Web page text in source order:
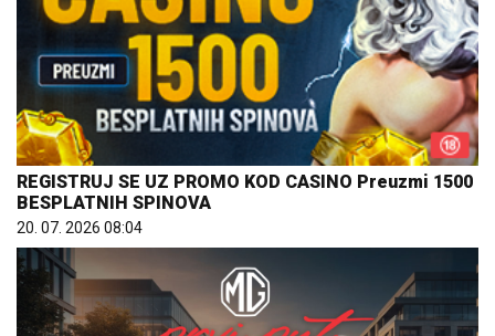
REGISTRUJ SE UZ PROMO KOD CASINO Preuzmi 1500
BESPLATNIH SPINOVA
20. 07. 2026 08:04